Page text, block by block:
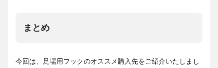
まとめ
今回は、足場用フックのオススメ購入先をご紹介いたしまし